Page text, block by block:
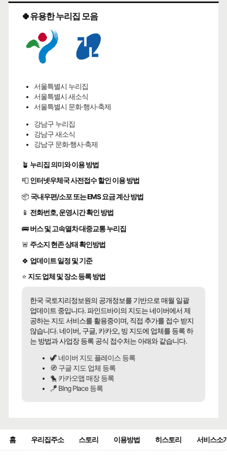
🍀유용한 누리집 모음
서울특별시 누리집
서울특별시 새소식
서울특별시 문화·행사·축제
강남구 누리집
강남구 새소식
강남구 문화·행사·축제
🪴 누리집 의미와 이용 방법
📮 인터넷우체국 사전접수 할인 이용 방법
📦 국내우편/소포 또는 EMS 요금 계산 방법
📱 전화번호, 운영시간 확인 방법
🚌버스 및 고속열차 대중교통 누리집
🚨 주소지 현존 상태 확인방법
🍀 업데이트 일정 및 기준
⭐ 지도 업체 및 장소 등록 방법
한국 국토지리정보원의 공개정보를 기반으로 매월 일괄
업데이트 중입니다. 파인드바이의 지도는 네이버에서 제
공하는 지도 서비스를 활용중이며, 직접 추가를 접수 받지
않습니다. 네이버, 구글, 카카오, 빙 지도에 업체를 등록 하
는 방법과 사업장 등록 공식 접수처는 아래와 같습니다.
🦖 네이버 지도 플레이스 등록
🧭 구글 지도 업체 등록
🐤 카카오맵 매장 등록
🪁 BIng Place 등록
홈 우리집주소 스토리 이용방법 히스토리 서비스소